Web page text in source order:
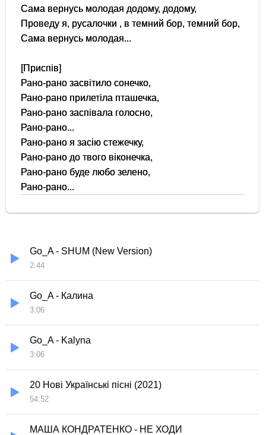
Сама вернусь молодая додому, додому,
Проведу я, русалочки , в темний бор, темний бор,
Сама вернусь молодая...
[Приспів]
Рано-рано засвітило сонечко,
Рано-рано прилетіла пташечка,
Рано-рано заспівала голосно,
Рано-рано...
Рано-рано я засію стежечку,
Рано-рано до твого віконечка,
Рано-рано буде любо зелено,
Рано-рано...
Go_A - SHUM (New Version)
2:44
Go_A - Калина
3:06
Go_A - Kalyna
3:06
20 Нові Українські пісні (2021)
54:52
МАША КОНДРАТЕНКО - НЕ ХОДИ